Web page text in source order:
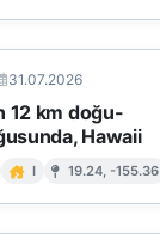
31.07.2026
12 km doğu-
Hawaii
I 19.24, -155.36